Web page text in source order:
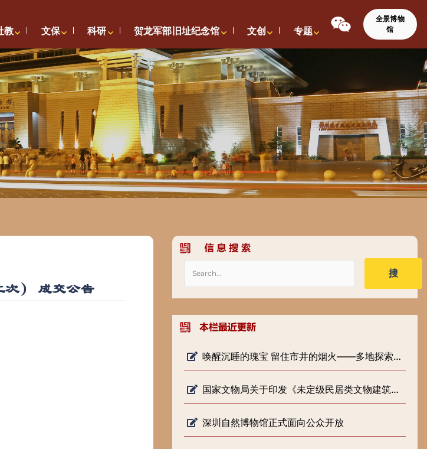
教 文保 科研 贺龙军部旧址纪念馆 文创 专题
全景博物
馆
次） 成交公告
搜
唤醒沉睡的瑰宝 留住市井的烟火——多地探索低级别文物保护新路径
国家文物局关于印发《未定级民居类文物建筑修缮审批工作指引（试行）》的通知
深圳自然博物馆正式面向公众开放